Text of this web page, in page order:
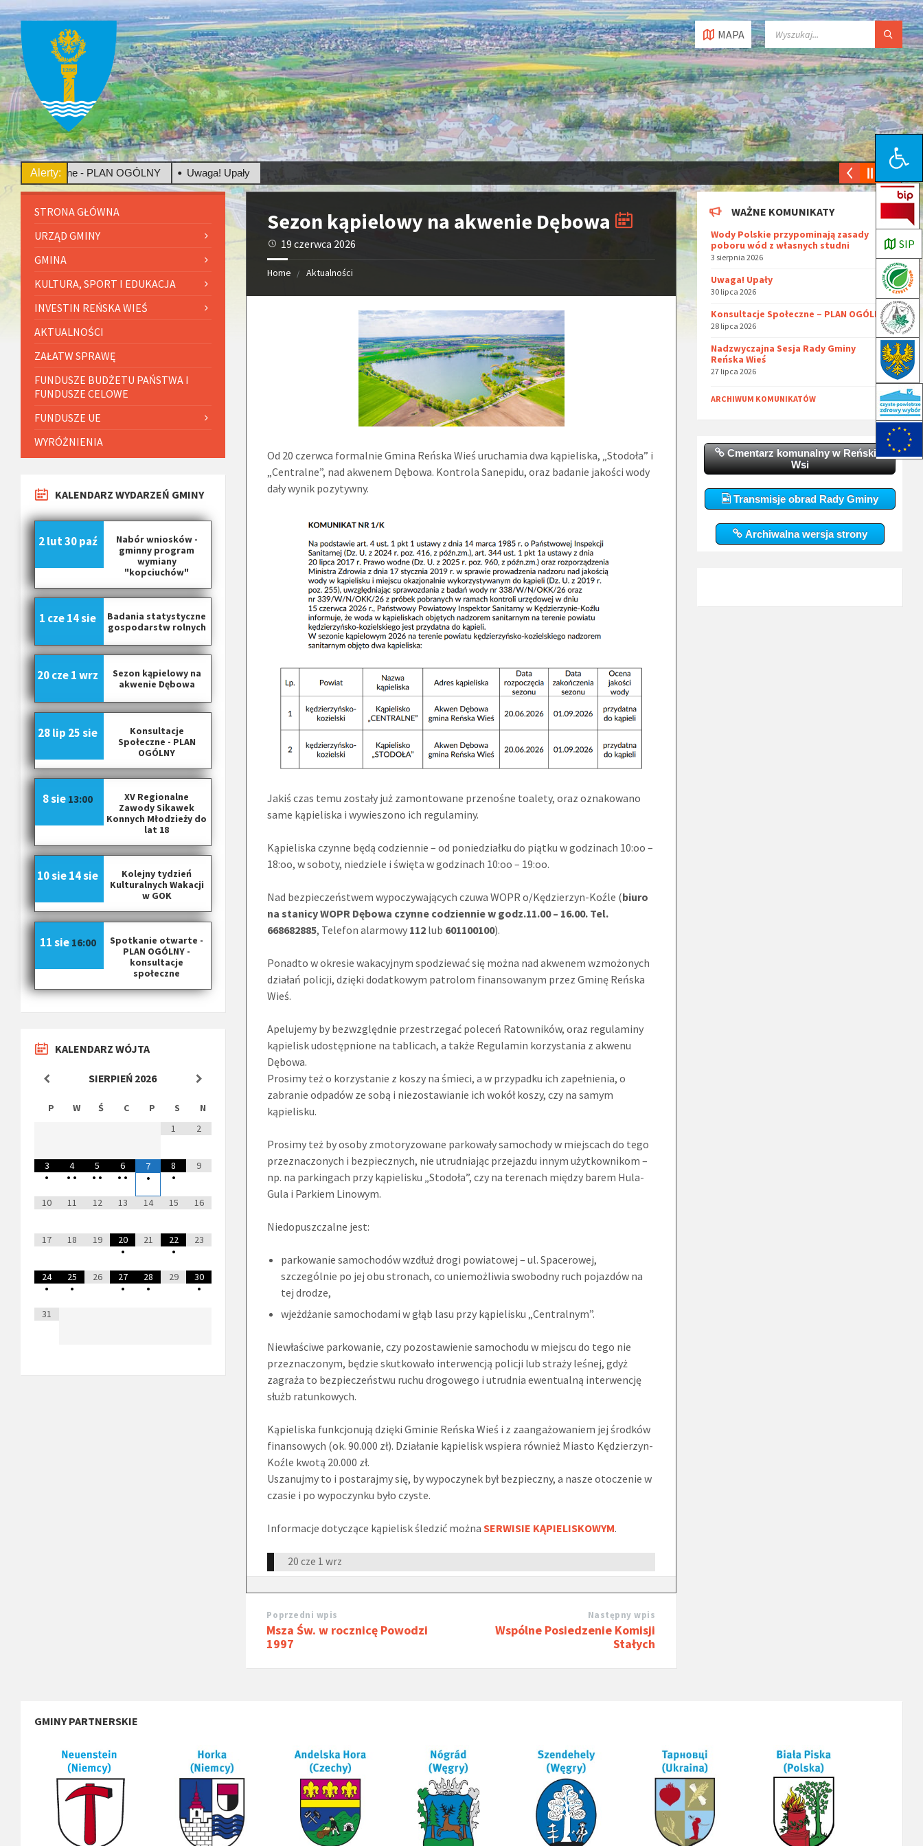
Open toolbar
SIP
MAPA
Alerty:
- PLAN OGÓLNY Uwaga! Upały
Sezon kąpielowy na akwenie Dębowa
19 czerwca 2026
Home Aktualności
Od 20 czerwca formalnie Gmina Reńska Wieś uruchamia dwa kąpieliska, „Stodoła” i
„Centralne”, nad akwenem Dębowa. Kontrola Sanepidu, oraz badanie jakości wody
dały wynik pozytywny.
Jakiś czas temu zostały już zamontowane przenośne toalety, oraz oznakowano
same kąpieliska i wywieszono ich regulaminy.
Kąpieliska czynne będą codziennie – od poniedziałku do piątku w godzinach 10:oo –
18:oo, w soboty, niedziele i święta w godzinach 10:oo – 19:oo.
Nad bezpieczeństwem wypoczywających czuwa WOPR o/Kędzierzyn-Koźle (biuro
na stanicy WOPR Dębowa czynne codziennie w godz.11.00 – 16.00. Tel.
668682885, Telefon alarmowy 112 lub 601100100).
Ponadto w okresie wakacyjnym spodziewać się można nad akwenem wzmożonych
działań policji, dzięki dodatkowym patrolom finansowanym przez Gminę Reńska
Wieś.
Apelujemy by bezwzględnie przestrzegać poleceń Ratowników, oraz regulaminy
kąpielisk udostępnione na tablicach, a także Regulamin korzystania z akwenu
Dębowa.
Prosimy też o korzystanie z koszy na śmieci, a w przypadku ich zapełnienia, o
zabranie odpadów ze sobą i niezostawianie ich wokół koszy, czy na samym
kąpielisku.
Prosimy też by osoby zmotoryzowane parkowały samochody w miejscach do tego
przeznaczonych i bezpiecznych, nie utrudniając przejazdu innym użytkownikom –
np. na parkingach przy kąpielisku „Stodoła”, czy na terenach między barem Hula-
Gula i Parkiem Linowym.
Niedopuszczalne jest:
parkowanie samochodów wzdłuż drogi powiatowej – ul. Spacerowej,
szczególnie po jej obu stronach, co uniemożliwia swobodny ruch pojazdów na
tej drodze,
wjeżdżanie samochodami w głąb lasu przy kąpielisku „Centralnym”.
Niewłaściwe parkowanie, czy pozostawienie samochodu w miejscu do tego nie
przeznaczonym, będzie skutkowało interwencją policji lub straży leśnej, gdyż
zagraża to bezpieczeństwu ruchu drogowego i utrudnia ewentualną interwencję
służb ratunkowych.
Kąpieliska funkcjonują dzięki Gminie Reńska Wieś i z zaangażowaniem jej środków
finansowych (ok. 90.000 zł). Działanie kąpielisk wspiera również Miasto Kędzierzyn-
Koźle kwotą 20.000 zł.
Uszanujmy to i postarajmy się, by wypoczynek był bezpieczny, a nasze otoczenie w
czasie i po wypoczynku było czyste.
Informacje dotyczące kąpielisk śledzić można SERWISIE KĄPIELISKOWYM.
20 cze 1 wrz
Poprzedni wpis
Msza Św. w rocznicę Powodzi
1997
Następny wpis
Wspólne Posiedzenie Komisji
Stałych
STRONA GŁÓWNA
URZĄD GMINY
GMINA
KULTURA, SPORT I EDUKACJA
INVESTIN REŃSKA WIEŚ
AKTUALNOŚCI
ZAŁATW SPRAWĘ
FUNDUSZE BUDŻETU PAŃSTWA I
FUNDUSZE CELOWE
FUNDUSZE UE
WYRÓŻNIENIA
KALENDARZ WYDARZEŃ GMINY
Nabór wniosków -
gminny program
wymiany
"kopciuchów"
2 lut30 paź
Badania statystyczne
gospodarstw rolnych
1 cze14 sie
Sezon kąpielowy na
akwenie Dębowa
20 cze1 wrz
Konsultacje
Społeczne - PLAN
OGÓLNY
28 lip 25 sie
XV Regionalne
Zawody Sikawek
Konnych Młodzieży do
lat 18
8 sie 13:00
Kolejny tydzień
Kulturalnych Wakacji
w GOK
10 sie14 sie
Spotkanie otwarte -
PLAN OGÓLNY -
konsultacje
społeczne
11 sie 16:00
KALENDARZ WÓJTA
SIERPIEŃ 2026
P W Ś C P S
N
1
2
3
•
4
• •
5
• •
6
• •
7
•
8
•
9
10 11 12 13 14 15 16
17 18 19
20
•
21
22
•
23
24
•
25
•
26
27
•
28
•
29
30
•
31
WAŻNE KOMUNIKATY
Wody Polskie przypominają zasady
poboru wód z własnych studni
3 sierpnia 2026
Uwaga! Upały
30 lipca 2026
Konsultacje Społeczne – PLAN OGÓLNY
28 lipca 2026
Nadzwyczajna Sesja Rady Gminy
Reńska Wieś
27 lipca 2026
ARCHIWUM KOMUNIKATÓW
Cmentarz komunalny w Reńskiej
Wsi
Transmisje obrad Rady Gminy
Archiwalna wersja strony
GMINY PARTNERSKIE